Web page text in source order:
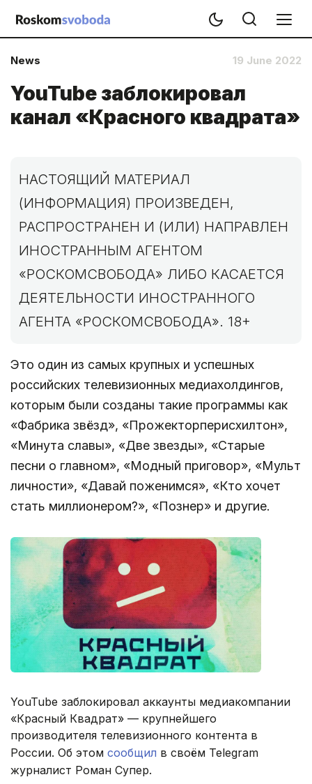
News 19 June 2022
YouTube заблокировал
канал «Красного квадрата»
НАСТОЯЩИЙ МАТЕРИАЛ
(ИНФОРМАЦИЯ) ПРОИЗВЕДЕН,
РАСПРОСТРАНЕН И (ИЛИ) НАПРАВЛЕН
ИНОСТРАННЫМ АГЕНТОМ
«РОСКОМСВОБОДА» ЛИБО КАСАЕТСЯ
ДЕЯТЕЛЬНОСТИ ИНОСТРАННОГО
АГЕНТА «РОСКОМСВОБОДА». 18+
Это один из самых крупных и успешных
российских телевизионных медиахолдингов,
которым были созданы такие программы как
«Фабрика звёзд», «Прожекторперисхилтон»,
«Минута славы», «Две звезды», «Старые
песни о главном», «Модный приговор», «Мульт
личности», «Давай поженимся», «Кто хочет
стать миллионером?», «Познер» и другие.
YouTube заблокировал аккаунты медиакомпании
«Красный Квадрат» — крупнейшего
производителя телевизионного контента в
России. Об этом сообщил в своём Telegram
журналист Роман Супер.